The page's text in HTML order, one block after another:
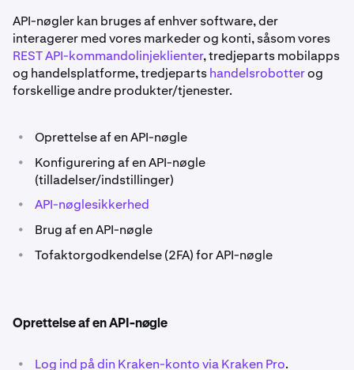
API-nøgler kan bruges af enhver software, der
interagerer med vores markeder og konti, såsom vores
REST API-kommandolinjeklienter, tredjeparts mobilapps
og handelsplatforme, tredjepartshandelsrobotterog
forskellige andre produkter/tjenester.
• Oprettelse af en API-nøgle
•
Konfigurering af en API-nøgle
(tilladelser/indstillinger)
• API-nøglesikkerhed
• Brug af en API-nøgle
• Tofaktorgodkendelse (2FA) for API-nøgle
Oprettelse af en API-nøgle
• Log ind på din Kraken-konto via Kraken Pro.